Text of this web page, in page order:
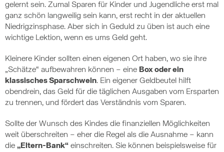
gelernt sein. Zumal Sparen für Kinder und Jugendliche erst mal
ganz schön langweilig sein kann, erst recht in der aktuellen
Niedrigzinsphase. Aber sich in Geduld zu üben ist auch eine
wichtige Lektion, wenn es ums Geld geht.
Kleinere Kinder sollten einen eigenen Ort haben, wo sie ihre
„Schätze“ aufbewahren können – eine Box oder ein
klassisches Sparschwein. Ein eigener Geldbeutel hilft
obendrein, das Geld für die täglichen Ausgaben vom Ersparten
zu trennen, und fördert das Verständnis vom Sparen.
Sollte der Wunsch des Kindes die finanziellen Möglichkeiten
weit überschreiten – eher die Regel als die Ausnahme – kann
die „Eltern-Bank“ einschreiten. Sie können beispielsweise für